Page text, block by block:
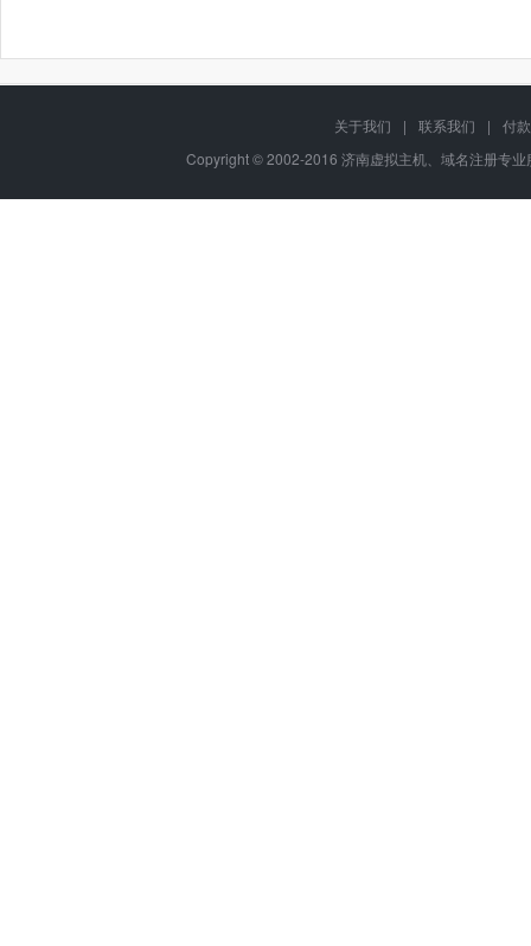
关于我们 | 联系我们 |
付
Copyright © 2002-2016 济南虚拟主机、域名注册专